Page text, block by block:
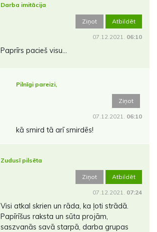
Darba imitācija
Ziņot Atbildēt
07.12.2021. 06:10
Paprīrs pacieš visu…
Pilnīgi pareizi,
Ziņot
07.12.2021. 06:10
kā smird tā arī smirdēs!
Zudusī pilsēta
Ziņot Atbildēt
07.12.2021. 07:24
Visi atkal skrien un rāda, ka ļoti strādā.
Papīrīšus raksta un sūta projām,
saszvanās savā starpā, darba grupas